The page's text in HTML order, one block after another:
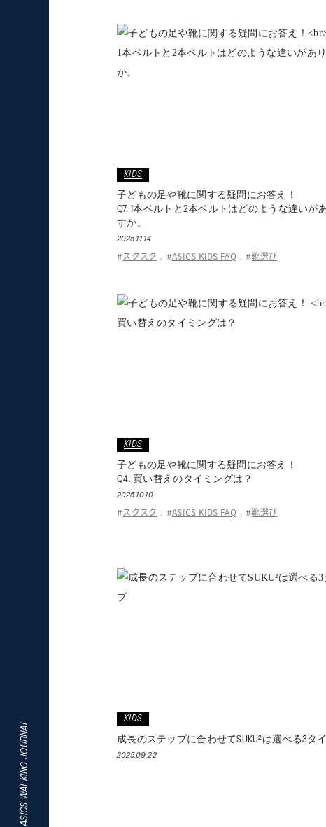
ASICS WALKING JOURNAL
KIDS
子どもの足や靴に関する疑問にお答え！
Q7. 1本ベルトと2本ベルトはどのような違いが
すか。
2025.11.14
# スクスク , #ASICS KIDS FAQ , #靴選び
KIDS
子どもの足や靴に関する疑問にお答え！
Q4. 買い替えのタイミングは？
2025.10.10
# スクスク , #ASICS KIDS FAQ , #靴選び
KIDS
成長のステップに合わせてSUKU²は選べる3タ
2025.09.22